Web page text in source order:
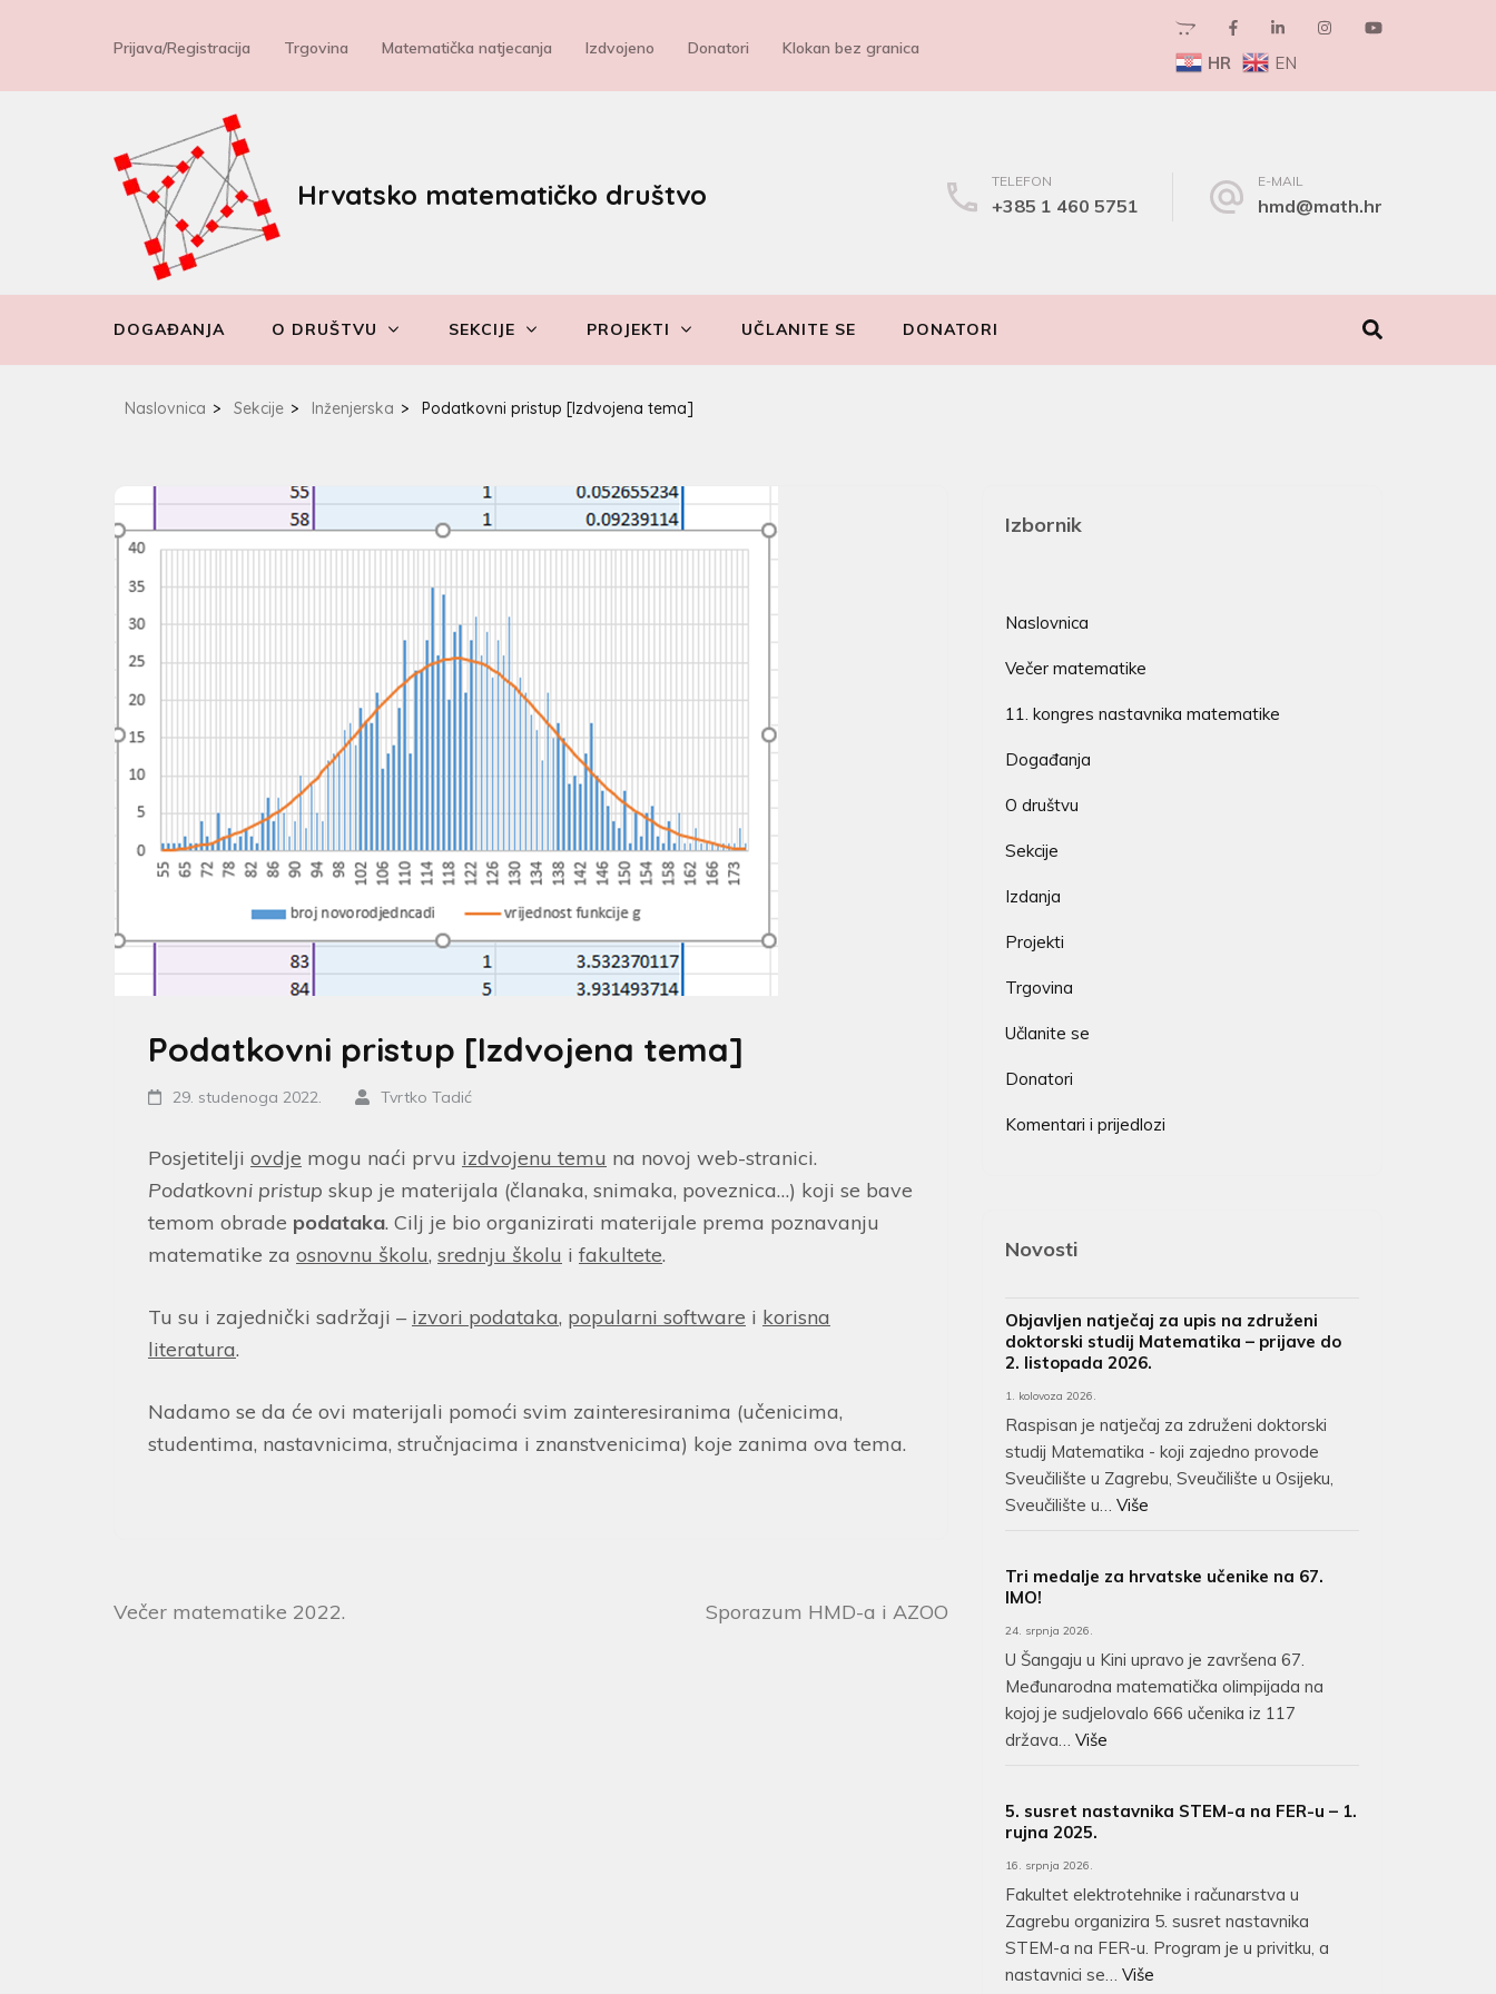
Prijava/Registracija Trgovina Matematička natjecanja Izdvojeno Donatori Klokan bez granica
HR EN
Hrvatsko matematičko društvo TELEFON
+385 1 460 5751
E-MAIL
hmd@math.hr
DOGAĐANJA O DRUŠTVU SEKCIJE PROJEKTI UČLANITE SE DONATORI
Naslovnica > Sekcije > Inženjerska > Podatkovni pristup [Izdvojena tema]
Podatkovni pristup [Izdvojena tema]
29. studenoga 2022. Tvrtko Tadić
Posjetitelji ovdje mogu naći prvu izdvojenu temu na novoj web-stranici.
Podatkovni pristup skup je materijala (članaka, snimaka, poveznica…) koji se bave
temom obrade podataka. Cilj je bio organizirati materijale prema poznavanju
matematike za osnovnu školu, srednju školu i fakultete.
Tu su i zajednički sadržaji – izvori podataka, popularni software i korisna
literatura.
Nadamo se da će ovi materijali pomoći svim zainteresiranima (učenicima,
studentima, nastavnicima, stručnjacima i znanstvenicima) koje zanima ova tema.
Večer matematike 2022. Sporazum HMD-a i AZOO
Izbornik
Naslovnica
Večer matematike
11. kongres nastavnika matematike
Događanja
O društvu
Sekcije
Izdanja
Projekti
Trgovina
Učlanite se
Donatori
Komentari i prijedlozi
Novosti
Objavljen natječaj za upis na združeni
doktorski studij Matematika – prijave do
2. listopada 2026.
1. kolovoza 2026.
Raspisan je natječaj za združeni doktorski
studij Matematika - koji zajedno provode
Sveučilište u Zagrebu, Sveučilište u Osijeku,
Sveučilište u…Više
Tri medalje za hrvatske učenike na 67.
IMO!
24. srpnja 2026.
U Šangaju u Kini upravo je završena 67.
Međunarodna matematička olimpijada na
kojoj je sudjelovalo 666 učenika iz 117
država…Više
5. susret nastavnika STEM-a na FER-u – 1.
rujna 2025.
16. srpnja 2026.
Fakultet elektrotehnike i računarstva u
Zagrebu organizira 5. susret nastavnika
STEM-a na FER-u. Program je u privitku, a
nastavnici se…Više